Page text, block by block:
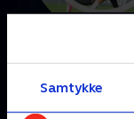
Samtykke
Se højdepunkter fra
mellem Odense
Sønderjyske.